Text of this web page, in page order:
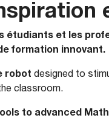
étudiants et les
formation innovant.
robot designed to
classroom.
to advanced